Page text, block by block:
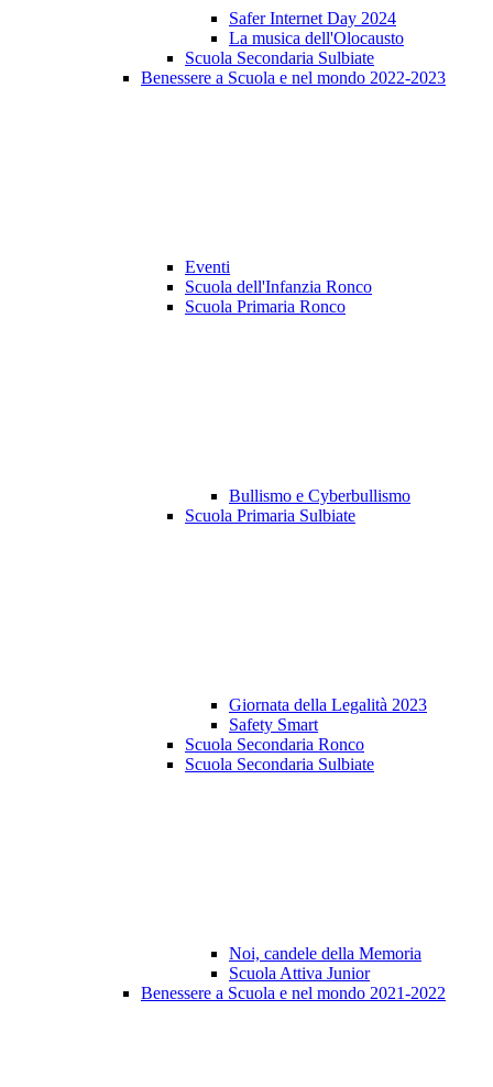
Safer Internet Day 2024
La musica dell'Olocausto
Scuola Secondaria Sulbiate
Benessere a Scuola e nel mondo 2022-2023
Eventi
Scuola dell'Infanzia Ronco
Scuola Primaria Ronco
Bullismo e Cyberbullismo
Scuola Primaria Sulbiate
Giornata della Legalità 2023
Safety Smart
Scuola Secondaria Ronco
Scuola Secondaria Sulbiate
Noi, candele della Memoria
Scuola Attiva Junior
Benessere a Scuola e nel mondo 2021-2022